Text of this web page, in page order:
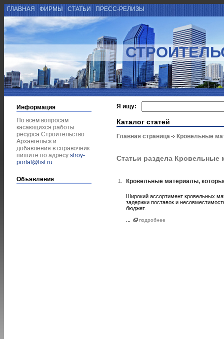
ГЛАВНАЯ ФИРМЫ СТАТЬИ ПРЕСС-РЕЛИЗЫ
Информация
По всем вопросам
касающихся работы
ресурса Строительство
Архангельск и
добавления в справочник
пишите по адресу stroy-
portal@list.ru.
Объявления
Я ищу:
Каталог статей
Главная страница Кровельные
Статьи раздела Кровельные
1. Кровельные материалы,
Широкий ассортимент кровельных
задержки поставок и
бюджет.
подробнее